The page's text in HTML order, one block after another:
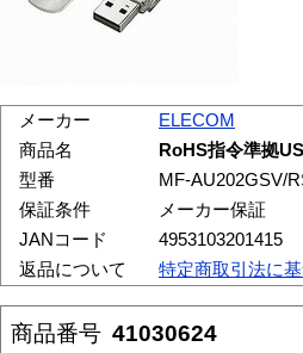
メーカー
ELECOM
商品名
RoHS指令準拠
型番
MF-AU202GSV/
保証条件
メーカー保証
JANコード
4953103201415
返品について
特定商取引法に
商品番号 41030624